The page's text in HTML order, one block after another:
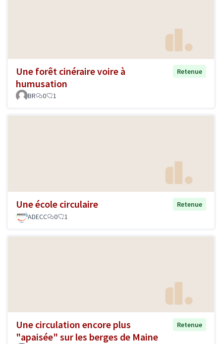
Une forêt cinéraire voire à
humusation
Retenue
BR 0 1
Une école circulaire
Retenue
ADECC
0 1
Une circulation encore plus
"apaisée" sur les berges de Maine
Retenue